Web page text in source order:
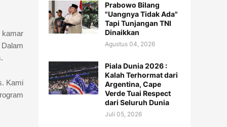
kamar
Kami
Prabowo Bilang
"Uangnya Tidak Ada"
Tapi Tunjangan TNI
Dinaikkan
Agustus 04, 2026
Piala Dunia 2026 :
Kalah Terhormat dari
Argentina, Cape
Verde Tuai Respect
dari Seluruh Dunia
Juli 05, 2026